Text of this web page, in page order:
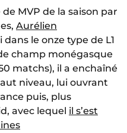
MVP de la saison par
Aurélien
le onze type de L1
champ monégasque
matchs), il a enchaîné
niveau, lui ouvrant
puis, plus
avec lequel il s’est